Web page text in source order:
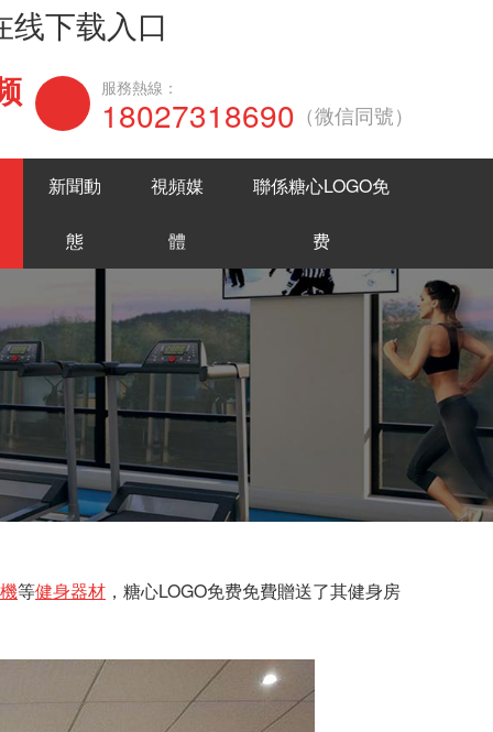
下载入口
谘詢 服務熱線：
18027318690 （微信同號）
新聞動
態
視頻媒
體
聯係糖心LOGO免
费
等健身器材 ，糖心LOGO免费免費贈送了其健身房